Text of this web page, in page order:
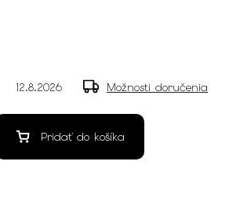
12.8.2026 Možnosti doručenia
Pridať do košíka